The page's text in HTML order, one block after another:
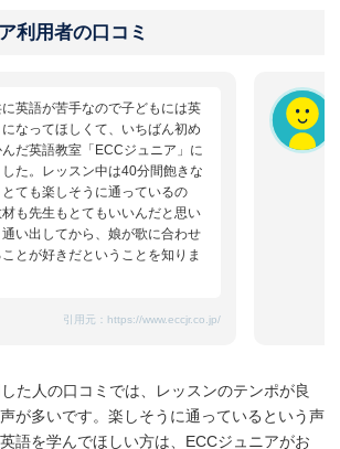
利用者の口コミ
に英語が苦手なので子どもには英
なってほしくて、いちばん初め
んだ英語教室「ECCジュニア」に
た。レッスン中は40分間飽きな
とても楽しそうに通っているの
も先生もとてもいいんだと思い
通い出してから、娘が歌に合わせ
とが好きだということを知りま
引用元： https://www.eccjr.co.jp/
た人の口コミでは、レッスンのテンポが良
が多いです。楽しそうに通っているという声
語を学んでほしい方は、ECCジュニアがお